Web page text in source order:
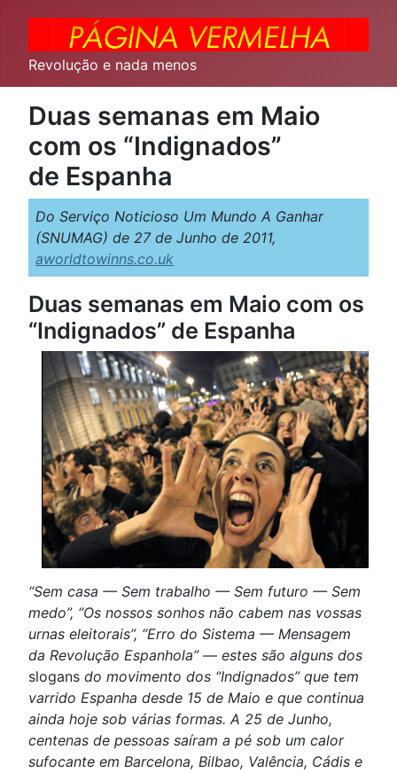
Revolução e nada menos
Duas semanas em Maio
com os “Indignados”
de Espanha
Do Serviço Noticioso Um Mundo A Ganhar
(SNUMAG) de 27 de Junho de 2011,
aworldtowinns.co.uk
Duas semanas em Maio com os
“Indignados” de Espanha
“Sem casa — Sem trabalho — Sem futuro — Sem
medo”, “Os nossos sonhos não cabem nas vossas
urnas eleitorais”, “Erro do Sistema — Mensagem
da Revolução Espanhola” — estes são alguns dos
slogans do movimento dos “Indignados” que tem
varrido Espanha desde 15 de Maio e que continua
ainda hoje sob várias formas. A 25 de Junho,
centenas de pessoas saíram a pé sob um calor
sufocante em Barcelona, Bilbao, Valência, Cádis e